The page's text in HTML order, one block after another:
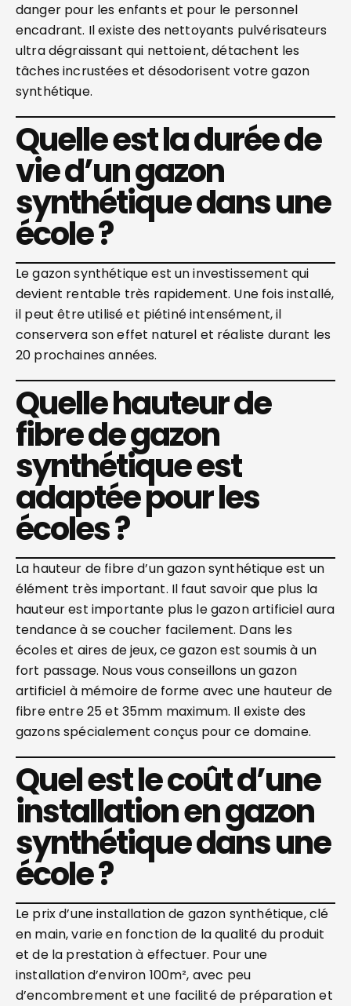
danger pour les enfants et pour le personnel
encadrant. Il existe des nettoyants pulvérisateurs
ultra dégraissant qui nettoient, détachent les
tâches incrustées et désodorisent votre gazon
synthétique.
Quelle est la durée de
vie d’un gazon
synthétique dans une
école ?
Le gazon synthétique est un investissement qui
devient rentable très rapidement. Une fois installé,
il peut être utilisé et piétiné intensément, il
conservera son effet naturel et réaliste durant les
20 prochaines années.
Quelle hauteur de
fibre de gazon
synthétique est
adaptée pour les
écoles ?
La hauteur de fibre d’un gazon synthétique est un
élément très important. Il faut savoir que plus la
hauteur est importante plus le gazon artificiel aura
tendance à se coucher facilement. Dans les
écoles et aires de jeux, ce gazon est soumis à un
fort passage. Nous vous conseillons un gazon
artificiel à mémoire de forme avec une hauteur de
fibre entre 25 et 35mm maximum. Il existe des
gazons spécialement conçus pour ce domaine.
Quel est le coût d’une
installation en gazon
synthétique dans une
école ?
Le prix d’une installation de gazon synthétique, clé
en main, varie en fonction de la qualité du produit
et de la prestation à effectuer. Pour une
installation d’environ 100m², avec peu
d’encombrement et une facilité de préparation et